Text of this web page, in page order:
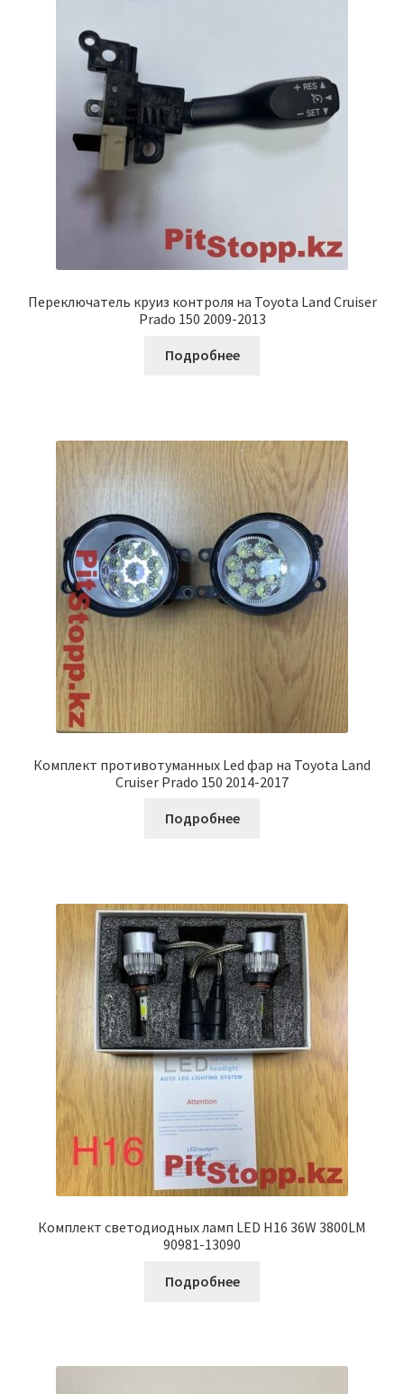
Переключатель круиз контроля на Toyota Land Cruiser
Prado 150 2009-2013
Подробнее
Комплект противотуманных Led фар на Toyota Land
Cruiser Prado 150 2014-2017
Подробнее
Комплект светодиодных ламп LED H16 36W 3800LM
90981-13090
Подробнее